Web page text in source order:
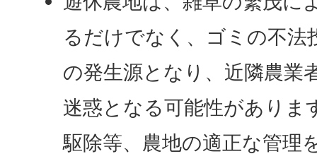
るだけでなく、ゴミの不法
の発生源となり、近隣農業
迷惑となる可能性がありま
駆除等、農地の適正な管理